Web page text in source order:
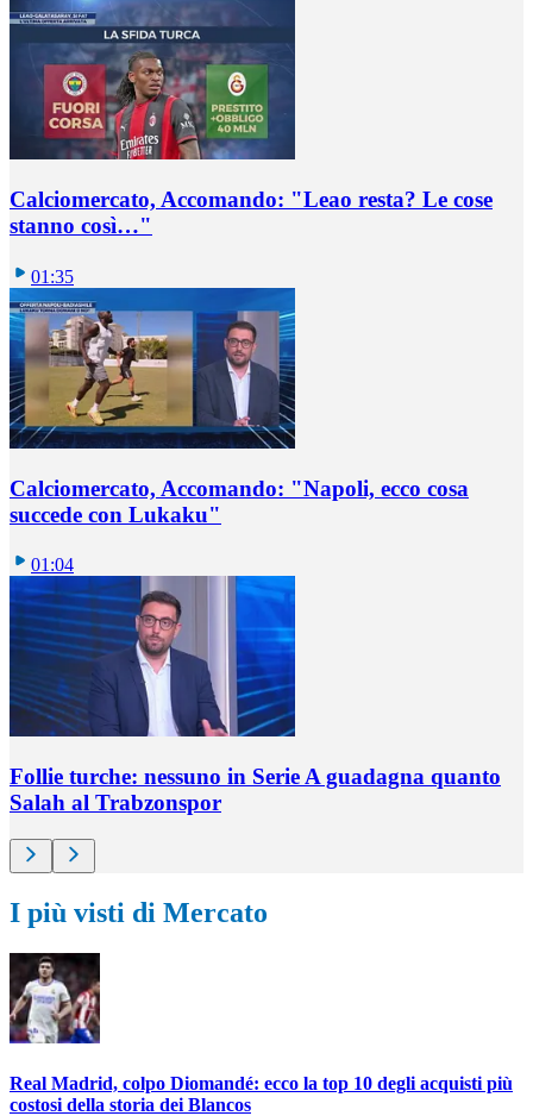
Calciomercato, Accomando: "Leao resta? Le cose
stanno così…"
01:35
Calciomercato, Accomando: "Napoli, ecco cosa
succede con Lukaku"
01:04
Follie turche: nessuno in Serie A guadagna quanto
Salah al Trabzonspor
I più visti di Mercato
Real Madrid, colpo Diomandé: ecco la top 10 degli acquisti più
costosi della storia dei Blancos